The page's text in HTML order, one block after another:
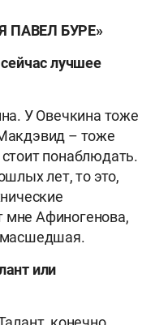
ПАВЕЛ БУРЕ»
лучшее
У Овечкина тоже
– тоже
понаблюдать.
лет, то это,
мне Афиногенова,
или